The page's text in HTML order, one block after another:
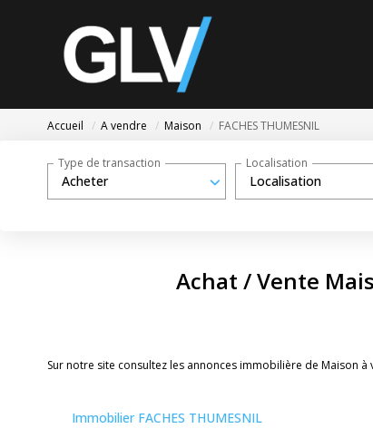
Accueil A vendre Maison FACHES THUMESNIL
Acheter
Type de transaction
Localisation
Localisation
Achat / Vente
Sur notre site consultez les annonces immobilière de Maison à
Immobilier FACHES THUMESNIL